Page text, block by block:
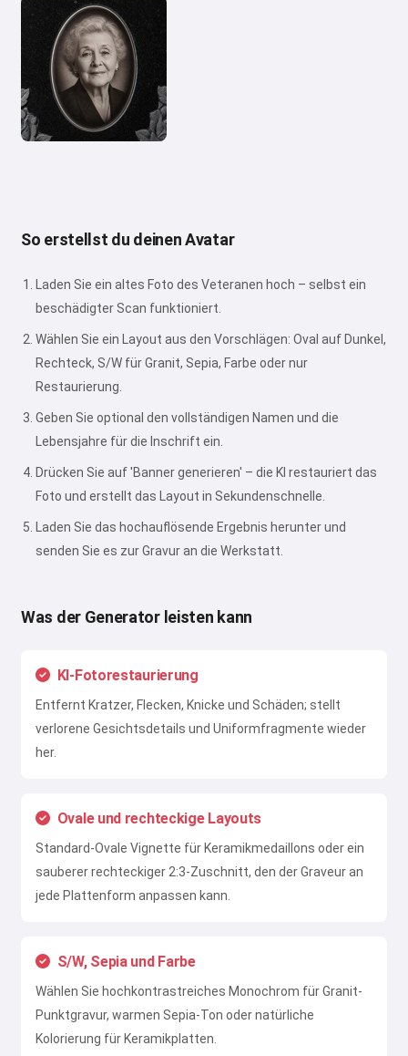
So erstellst du deinen Avatar
Laden Sie ein altes Foto des Veteranen hoch – selbst ein
beschädigter Scan funktioniert.
Wählen Sie ein Layout aus den Vorschlägen: Oval auf Dunkel,
Rechteck, S/W für Granit, Sepia, Farbe oder nur
Restaurierung.
Geben Sie optional den vollständigen Namen und die
Lebensjahre für die Inschrift ein.
Drücken Sie auf 'Banner generieren' – die KI restauriert das
Foto und erstellt das Layout in Sekundenschnelle.
Laden Sie das hochauflösende Ergebnis herunter und
senden Sie es zur Gravur an die Werkstatt.
Was der Generator leisten kann
KI-Fotorestaurierung
Entfernt Kratzer, Flecken, Knicke und Schäden; stellt
verlorene Gesichtsdetails und Uniformfragmente wieder
her.
Ovale und rechteckige Layouts
Standard-Ovale Vignette für Keramikmedaillons oder ein
sauberer rechteckiger 2:3-Zuschnitt, den der Graveur an
jede Plattenform anpassen kann.
S/W, Sepia und Farbe
Wählen Sie hochkontrastreiches Monochrom für Granit-
Punktgravur, warmen Sepia-Ton oder natürliche
Kolorierung für Keramikplatten.